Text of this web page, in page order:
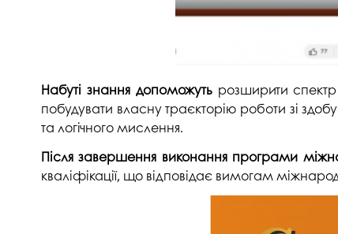
Набуті знання допоможутьрозширити спектр
побудувати власну траєкторію роботи зі
та логічного мислення.
Після завершення виконання програми
кваліфікації, що відповідає вимогам